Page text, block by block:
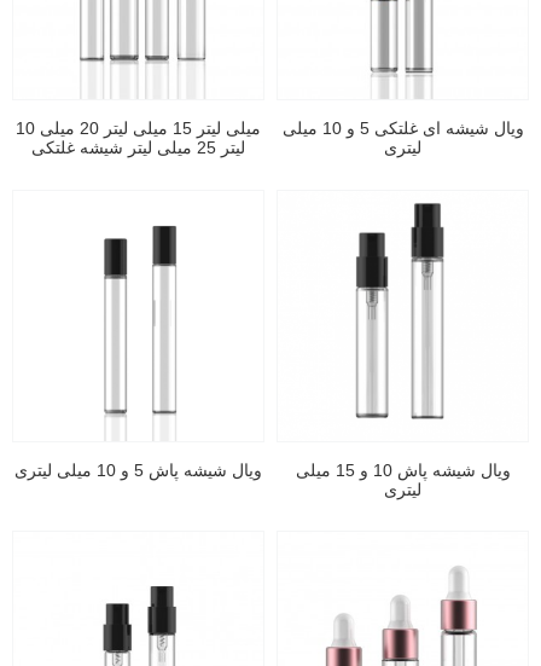
10 میلی لیتر 15 میلی لیتر 20 میلی
لیتر 25 میلی لیتر شیشه غلتکی
ویال شیشه ای غلتکی 5 و 10 میلی
لیتری
ویال شیشه پاش 5 و 10 میلی لیتری
ویال شیشه پاش 10 و 15 میلی
لیتری